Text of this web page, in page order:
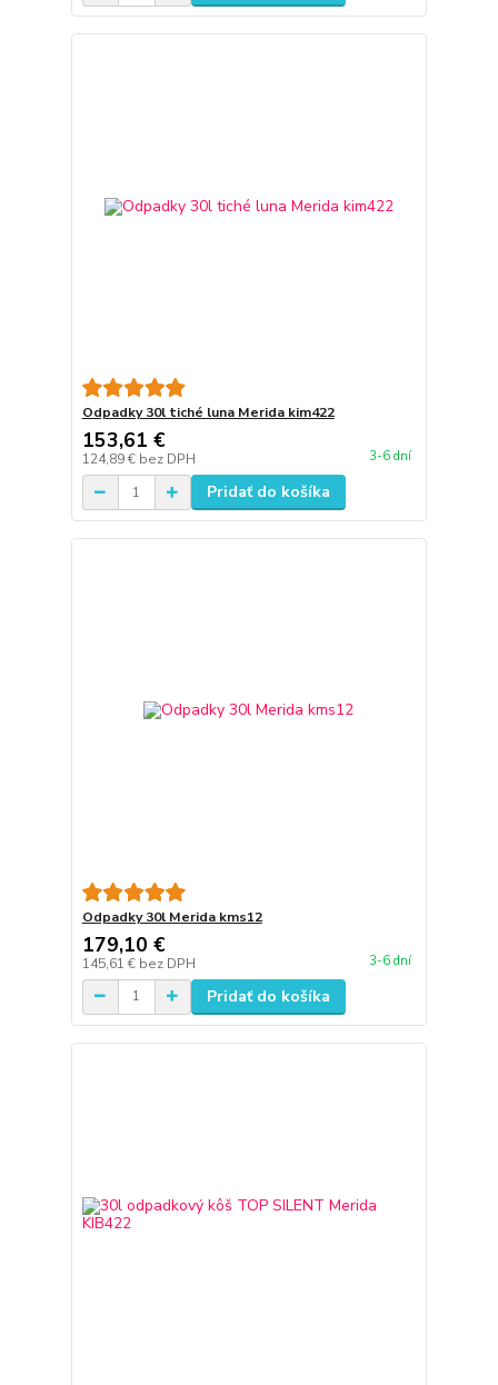
Odpadky 30l tiché luna Merida kim422
153,61 €
124,89 € bez DPH 3-6 dní
Pridať do košíka
Odpadky 30l Merida kms12
179,10 €
145,61 € bez DPH 3-6 dní
Pridať do košíka